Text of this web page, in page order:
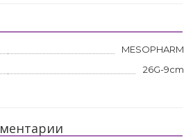
MESOPHARM
26G-9cm